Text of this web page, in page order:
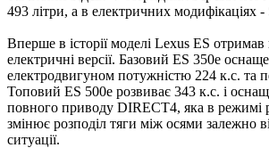
493 літри, а в електричних модифікаціях -
Вперше в історії моделі Lexus ES
електричні версії. Базовий ES 350e
електродвигуном потужністю 224 к.с. та
Топовий ES 500e розвиває 343 к.с. і
повного приводу DIRECT4, яка в режимі
змінює розподіл тяги між осями залежно
ситуації.